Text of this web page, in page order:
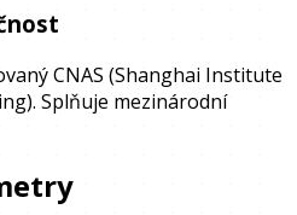
CNAS (Shanghai Institute
Splňuje mezinárodní